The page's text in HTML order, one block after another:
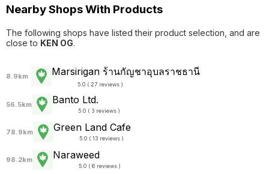
Nearby Shops With Products
The following shops have listed their product selection, and are
close to KEN OG.
8.9km Marsirigan ร้านกัญชาอุบลราชธานี
5.0 ( 27 reviews )
56.5km Banto Ltd.
5.0 ( 3 reviews )
78.9km Green Land Cafe
5.0 ( 13 reviews )
98.2km Naraweed
5.0 ( 6 reviews )